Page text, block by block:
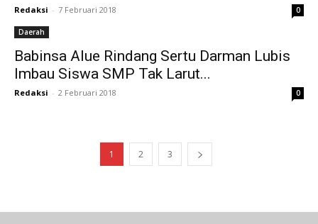
Redaksi - 7 Februari 2018 0
Daerah
Babinsa Alue Rindang Sertu Darman Lubis
Imbau Siswa SMP Tak Larut...
Redaksi - 2 Februari 2018 0
1 2 3